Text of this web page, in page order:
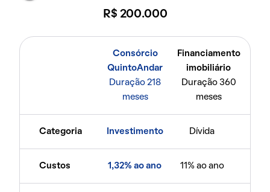
R$ 200.000
Consórcio
QuintoAndar
Duração 218
meses
Financiamento
imobiliário
Duração 360
meses
Categoria Investimento Dívida
Custos 1,32% ao ano 11% ao ano